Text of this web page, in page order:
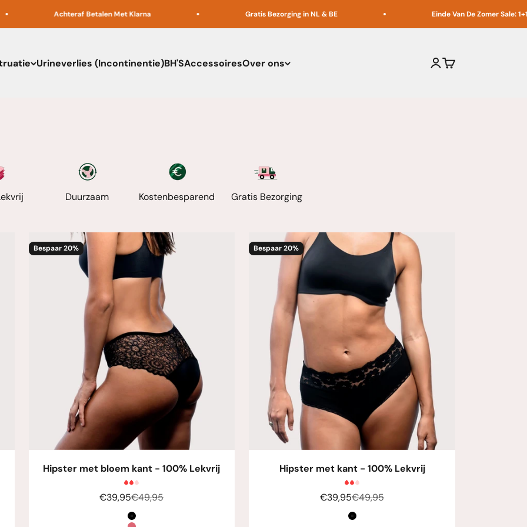
Achteraf Betalen Met Klarna Gratis Bezorging in NL & BE Einde Van De Zomer Sale: 1+1, 2+2 &
Urineverlies (Incontinentie)BH'SAccessoiresOver ons InloggenWinkelwagen
Duurzaam Kostenbesparend Gratis Bezorging
Bespaar 20%
Hipster met bloem kant - 100% Lekvrij
Aanbiedingsprijs
€39,95Normale prijs
€49,95
Kleur
Zwart
Bespaar 20%
Hipster met kant - 100% Lekvrij
Aanbiedingsprijs
€39,95Normale prijs
€49,95
Kleur
Zwart